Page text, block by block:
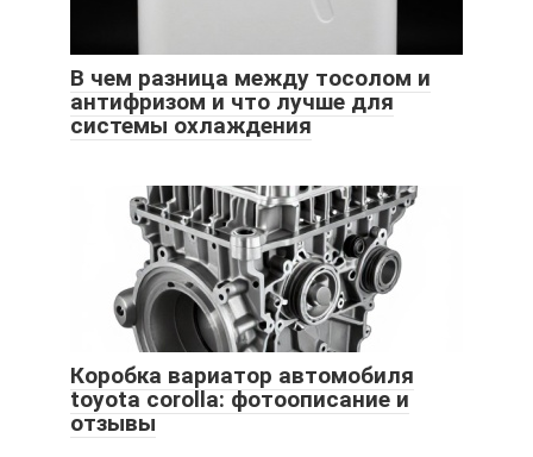
В чем разница между тосолом и
антифризом и что лучше для
системы охлаждения
Коробка вариатор автомобиля
toyota corolla: фотоописание и
отзывы